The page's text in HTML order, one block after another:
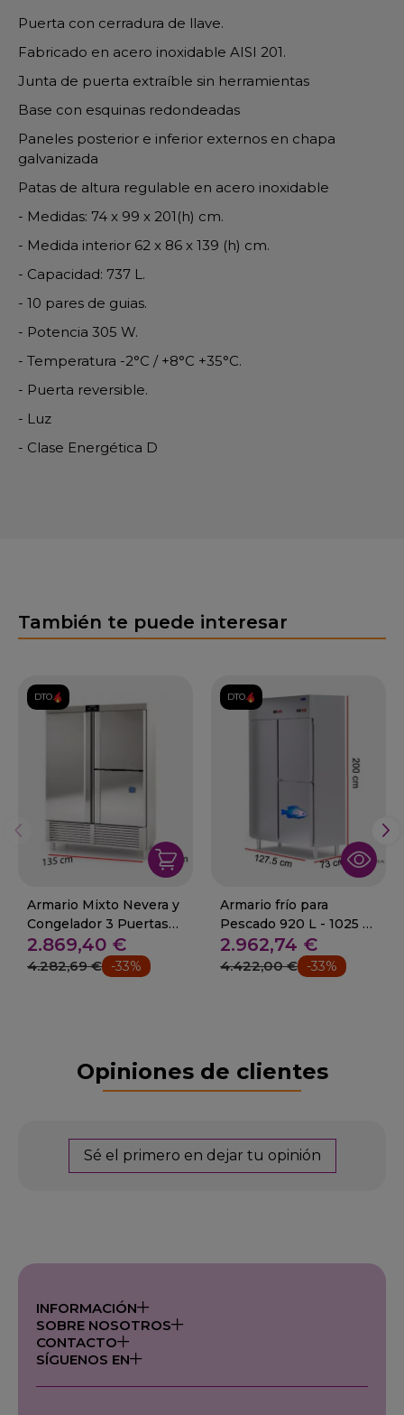
Puerta con cerradura de llave.
Fabricado en acero inoxidable AISI 201.
Junta de puerta extraíble sin herramientas
Base con esquinas redondeadas
Paneles posterior e inferior externos en chapa
galvanizada
Patas de altura regulable en acero inoxidable
- Medidas: 74 x 99 x 201(h) cm.
- Medida interior 62 x 86 x 139 (h) cm.
- Capacidad: 737 L.
- 10 pares de guias.
- Potencia 305 W.
- Temperatura -2°C / +8°C +35°C.
- Puerta reversible.
- Luz
- Clase Energética D
También te puede interesar
DTO.
Armario Mixto Nevera y
Congelador 3 Puertas
14-CASM-140-3
2.869,40 €
4.282,69 € -33%
DTO.
Armario frío para
Pescado 920 L - 1025 W
- 87-S1000P3+
2.962,74 €
4.422,00 € -33%
Opiniones de clientes
Sé el primero en dejar tu opinión
INFORMACIÓN
SOBRE NOSOTROS
CONTACTO
SÍGUENOS EN